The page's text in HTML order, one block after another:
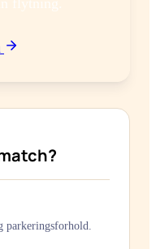
flytning.
parkeringsforhold.